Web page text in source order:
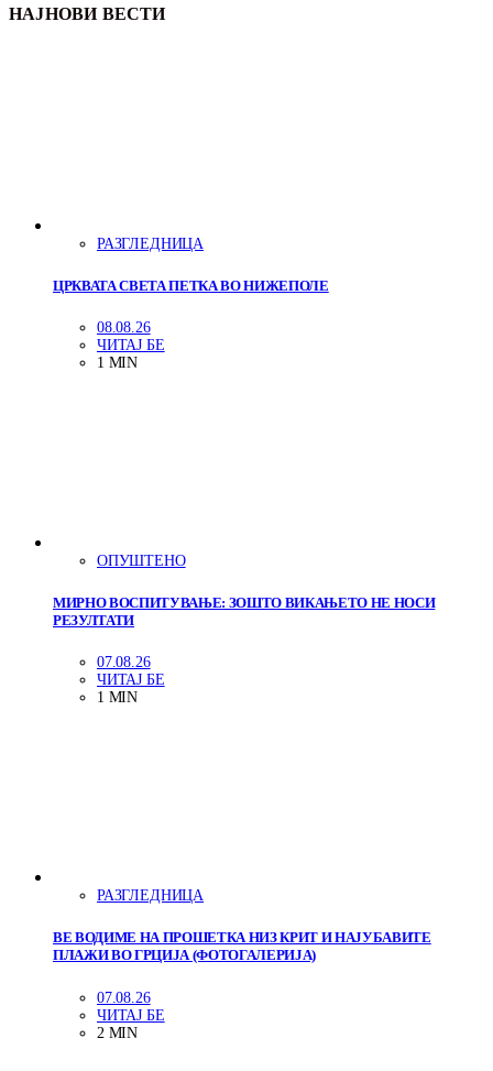
НАЈНОВИ ВЕСТИ
РАЗГЛЕДНИЦА
ЦРКВАТА СВЕТА ПЕТКА ВО НИЖЕПОЛЕ
08.08.26
ЧИТАЈ БЕ
1 MIN
ОПУШТЕНО
МИРНО ВОСПИТУВАЊЕ: ЗОШТО ВИКАЊЕТО НЕ НОСИ
РЕЗУЛТАТИ
07.08.26
ЧИТАЈ БЕ
1 MIN
РАЗГЛЕДНИЦА
ВЕ ВОДИМЕ НА ПРОШЕТКА НИЗ КРИТ И НАЈУБАВИТЕ
ПЛАЖИ ВО ГРЦИЈА (ФОТОГАЛЕРИЈА)
07.08.26
ЧИТАЈ БЕ
2 MIN